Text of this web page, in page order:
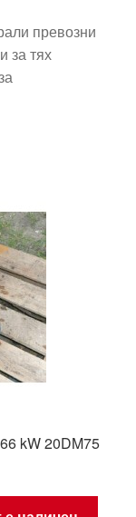
превозни
за тях
kW 20DM75